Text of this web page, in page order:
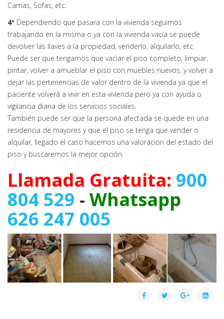
Camas, Sofas, etc.
4º Dependiendo que pasara con la vivienda seguimos
trabajando en la misma o ya con la vivienda vacía se puede
devolver las llaves a la propiedad, venderlo, alquilarlo, etc.
Puede ser que tengamos que vaciar el piso completo, limpiar,
pintar, volver a amueblar el piso con muebles nuevos, y volver a
dejar las pertenencias de valor dentro de la vivienda ya que el
paciente volverá a vivir en esta vivienda pero ya con ayuda o
vigilancia diaria de los servicios sociales.
También puede ser que la persona afectada se quede en una
residencia de mayores y que el piso se tenga que vender o
alquilar, llegado el caso hacemos una valoración del estado del
piso y buscaremos la mejor opción.
Llamada Gratuita: 900
804 529 - Whatsapp
626 247 005